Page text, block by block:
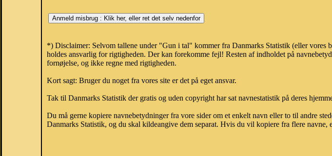
*) Disclaimer: Selvom tallene under "Gun i tal" kommer fra Danmarks Statistik (eller
holdes ansvarlig for rigtigheden. Der kan forekomme fejl! Resten af indholdet på
fornøjelse, og ikke regne med rigtigheden.
Kort sagt: Bruger du noget fra vores site er det på eget ansvar.
Tak til Danmarks Statistik der gratis og uden copyright har sat navnestatistik på deres
Du må gerne kopiere navnebetydninger fra vore sider om et enkelt navn eller to til andre
Danmarks Statistik, og du skal kildeangive dem separat. Hvis du vil kopiere fra flere